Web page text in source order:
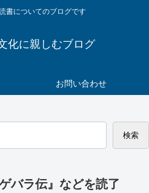
書についてのブログです
化に親しむブログ
お問い合わせ
検索
バラ伝』などを読了